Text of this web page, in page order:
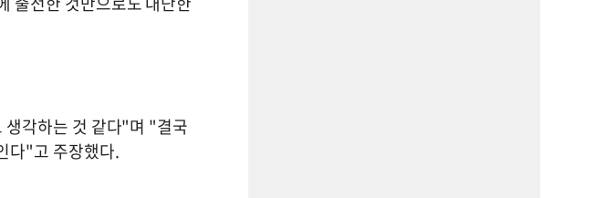
생각하는 것 같다"며 "결국
다"고 주장했다.